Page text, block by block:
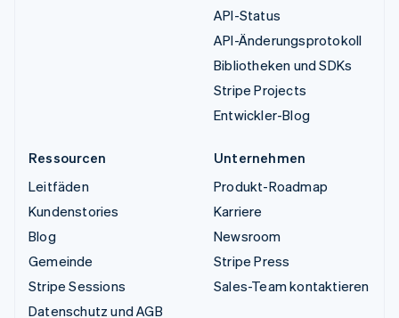
API-Status
API-Änderungsprotokoll
Bibliotheken und SDKs
Stripe Projects
Entwickler-Blog
Ressourcen
Leitfäden
Kundenstories
Blog
Gemeinde
Stripe Sessions
Datenschutz und AGB
Unternehmen
Produkt-Roadmap
Karriere
Newsroom
Stripe Press
Sales-Team kontaktieren